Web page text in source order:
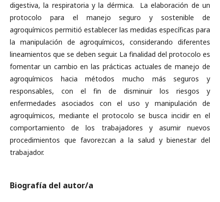
digestiva, la respiratoria y la dérmica. La elaboración de un
protocolo para el manejo seguro y sostenible de
agroquímicos permitió establecer las medidas específicas para
la manipulación de agroquímicos, considerando diferentes
lineamientos que se deben seguir. La finalidad del protocolo es
fomentar un cambio en las prácticas actuales de manejo de
agroquímicos hacia métodos mucho más seguros y
responsables, con el fin de disminuir los riesgos y
enfermedades asociados con el uso y manipulación de
agroquímicos, mediante el protocolo se busca incidir en el
comportamiento de los trabajadores y asumir nuevos
procedimientos que favorezcan a la salud y bienestar del
trabajador.
Biografía del autor/a